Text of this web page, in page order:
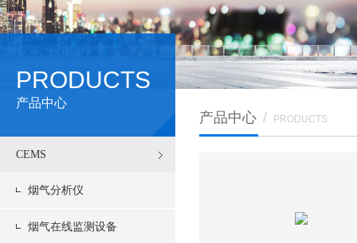
PRODUCTS
产品中心
CEMS
烟气分析仪
烟气在线监测设备
产品中心 / PRODUCTS